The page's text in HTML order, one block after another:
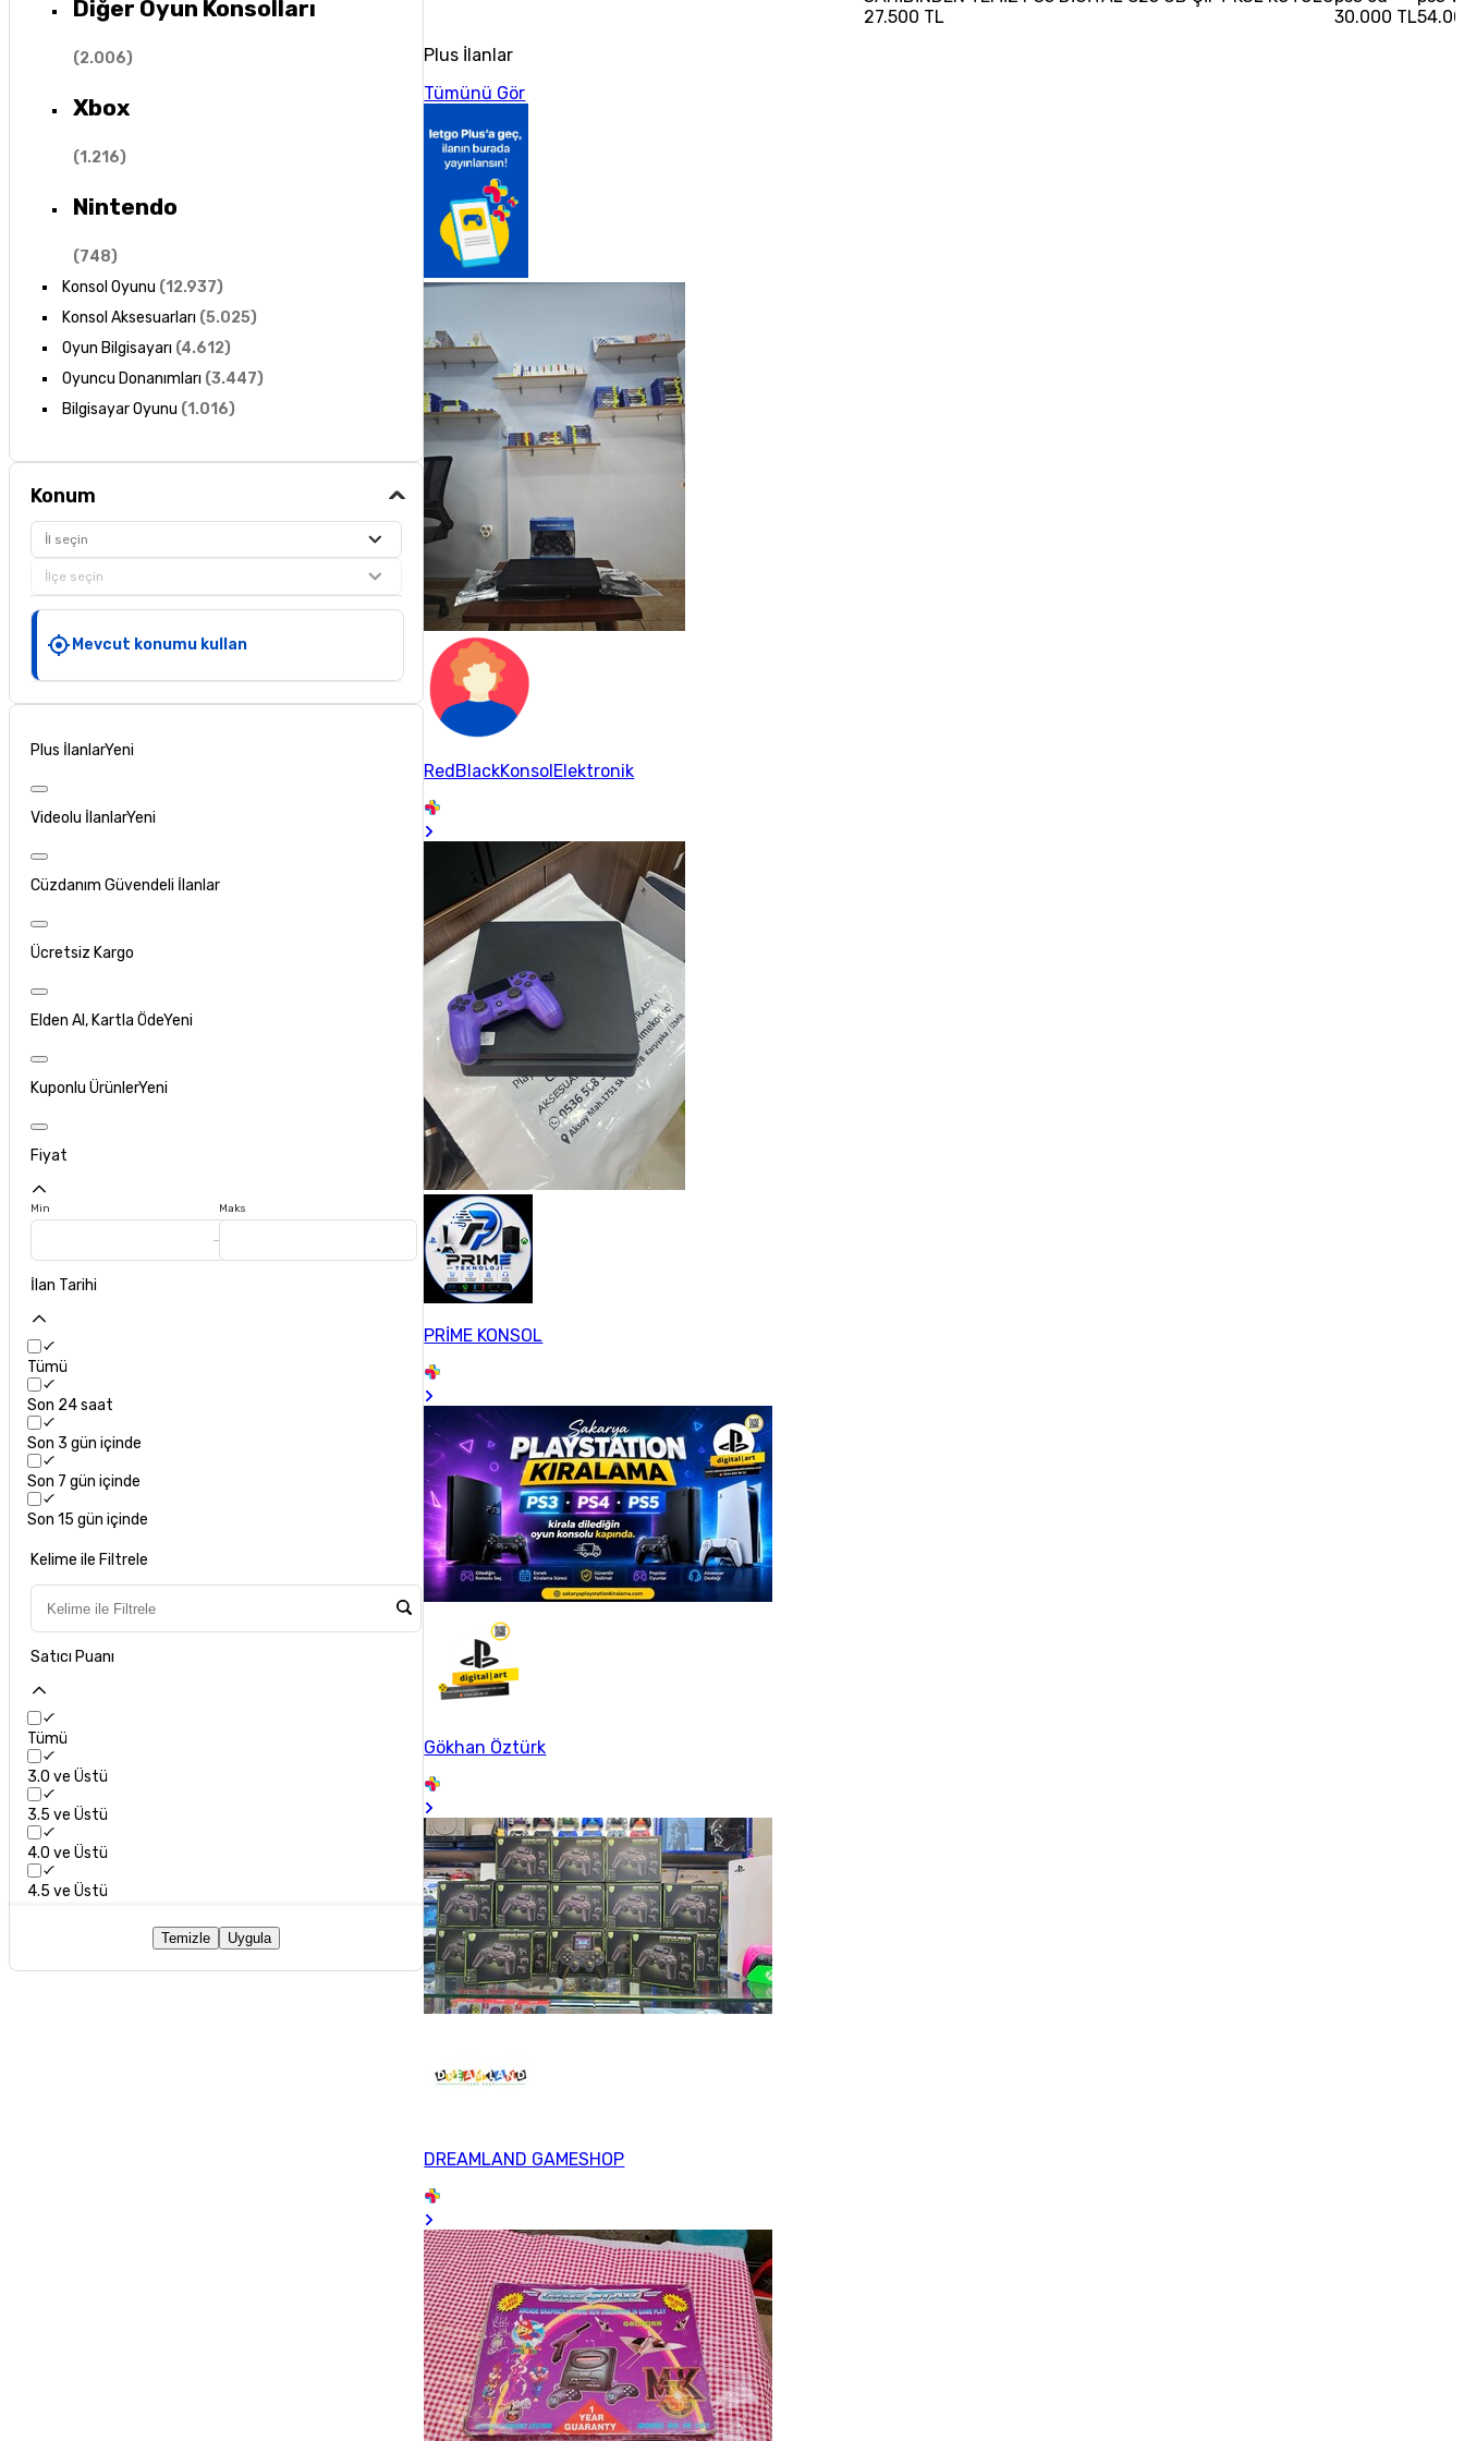
Diğer Oyun Konsolları
(2.006)
Xbox
(1.216)
Nintendo
(748)
Konsol Oyunu (12.937)
Konsol Aksesuarları (5.025)
Oyun Bilgisayarı (4.612)
Oyuncu Donanımları (3.447)
Bilgisayar Oyunu (1.016)
Konum
İl seçin
İlçe seçin
Mevcut konumu kullan
Plus İlanlarYeni
Videolu İlanlarYeni
Cüzdanım Güvendeli İlanlar
Ücretsiz Kargo
Elden Al, Kartla ÖdeYeni
Kuponlu ÜrünlerYeni
Fiyat
Min Maks
İlan Tarihi
Tümü
Son 24 saat
Son 3 gün içinde
Son 7 gün içinde
Son 15 gün içinde
Kelime ile Filtrele
Satıcı Puanı
Tümü
3.0 ve Üstü
3.5 ve Üstü
4.0 ve Üstü
4.5 ve Üstü
Temizle Uygula
27.500 TL
30.000 TL
Plus İlanlar
Tümünü Gör
RedBlackKonsolElektronik
PRİME KONSOL
Gökhan Öztürk
DREAMLAND GAMESHOP